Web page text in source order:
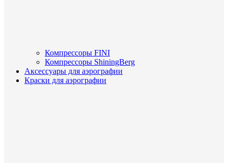
Компрессоры FINI
Компрессоры ShiningBerg
Аксессуары для аэрографии
Краски для аэрографии